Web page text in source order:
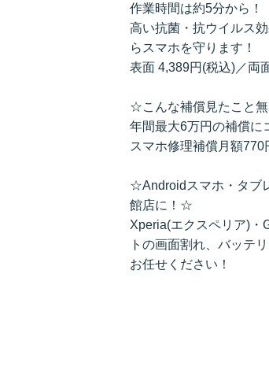
作業時間は約5分から！
高い抗菌・抗ウイルス
らスマホを守ります！
表面 4,389円(税込)／両
☆こんな補償見たこと
年間最大6万円の補償に
スマホ修理補償月額770
☆Androidスマホ・タブ
館店に！☆
Xperia(エクスペリア)・
トの画面割れ、バッテ
お任せください！